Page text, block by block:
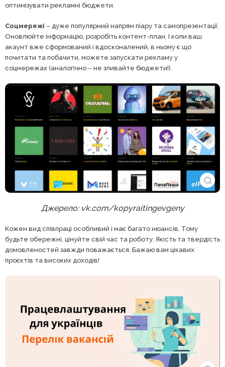
оптимізувати рекламні бюджети.
Соцмережі – дуже популярний напрям піару та самопрезентації.
Оновлюйте інформацію, розробіть контент-план. І коли ваш
акаунт вже сформований і вдосконалений, в ньому є що
почитати та побачити, можете запускати рекламу у
соцмережах (аналогічно – не зливайте бюджети!).
Джерело: vk.com/kopyraitingevgeny
Кожен вид співпраці особливий і має багато нюансів. Тому
будьте обережні, цінуйте свій час та роботу. Якість та твердість
домовленостей завжди поважається. Бажаю вам цікавих
проєктів та високих доходів!